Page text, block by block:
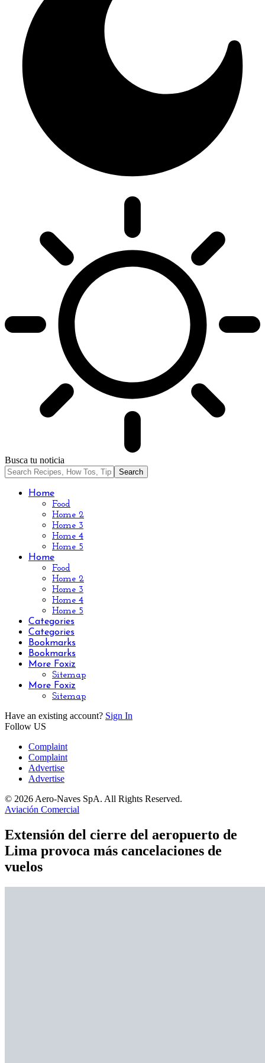
Busca tu noticia
Home
Food
Home 2
Home 3
Home 4
Home 5
Home
Food
Home 2
Home 3
Home 4
Home 5
Categories
Categories
Bookmarks
Bookmarks
More Foxiz
Sitemap
More Foxiz
Sitemap
Have an existing account? Sign In
Follow US
Complaint
Complaint
Advertise
Advertise
© 2026 Aero-Naves SpA. All Rights Reserved.
Aviación Comercial
Extensión del cierre del aeropuerto de
Lima provoca más cancelaciones de
vuelos